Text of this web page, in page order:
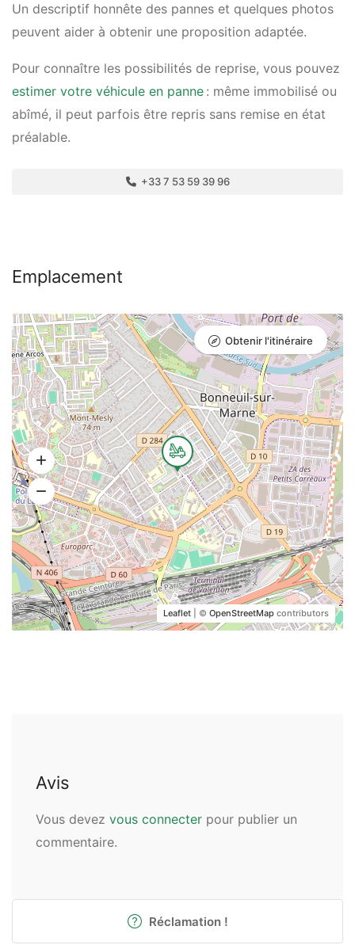
Un descriptif honnête des pannes et quelques photos
peuvent aider à obtenir une proposition adaptée.
Pour connaître les possibilités de reprise, vous pouvez
estimer votre véhicule en panne : même immobilisé ou
abîmé, il peut parfois être repris sans remise en état
préalable.
+33 7 53 59 39 96
Emplacement
Leaflet | © OpenStreetMap contributors
Obtenir l'itinéraire
Avis
Vous devez vous connecter pour publier un
commentaire.
Réclamation !